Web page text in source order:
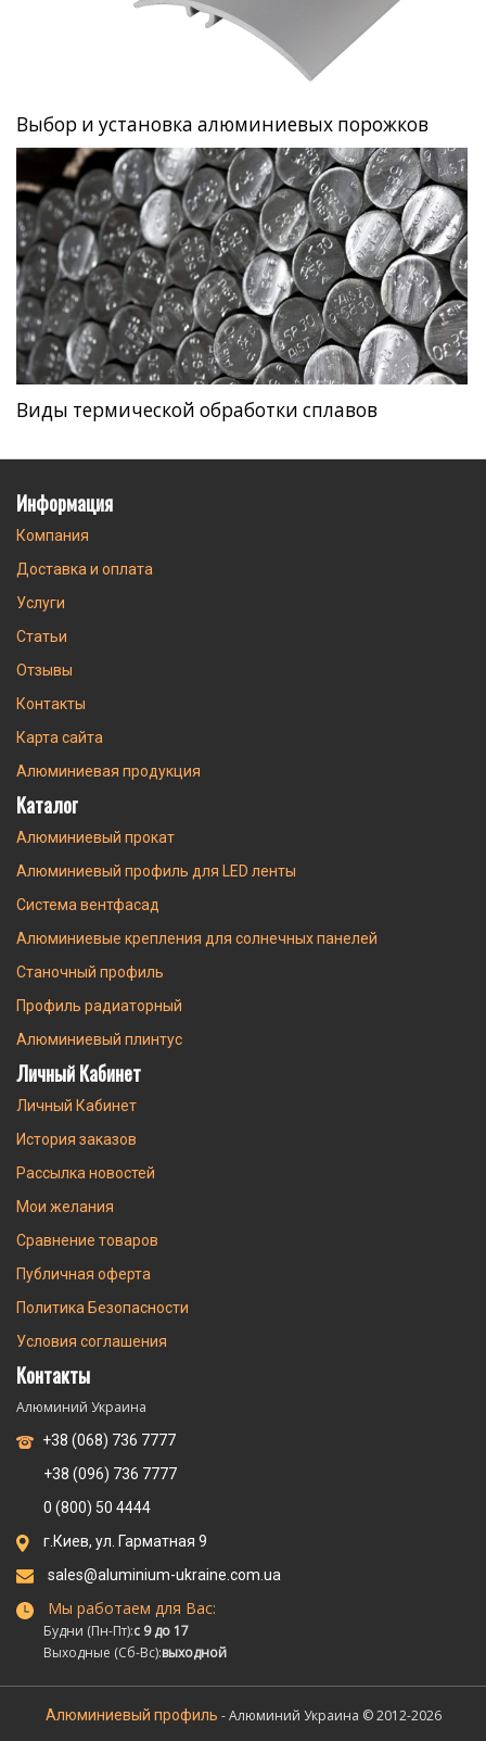
Выбор и установка алюминиевых порожков
Виды термической обработки сплавов
Информация
Компания
Доставка и оплата
Услуги
Статьи
Отзывы
Контакты
Карта сайта
Алюминиевая продукция
Каталог
Алюминиевый прокат
Алюминиевый профиль для LED ленты
Система вентфасад
Алюминиевые крепления для солнечных панелей
Станочный профиль
Профиль радиаторный
Алюминиевый плинтус
Личный Кабинет
Личный Кабинет
История заказов
Рассылка новостей
Мои желания
Сравнение товаров
Публичная оферта
Политика Безопасности
Условия соглашения
Контакты
Алюминий Украина
+38 (068) 736 7777
+38 (096) 736 7777
0 (800) 50 4444
г.Киев, ул. Гарматная 9
sales@aluminium-ukraine.com.ua
Мы работаем для Вас:
Будни (Пн-Пт):с 9 до 17
Выходные (Сб-Вс):выходной
Алюминиевый профиль - Алюминий Украина © 2012-2026